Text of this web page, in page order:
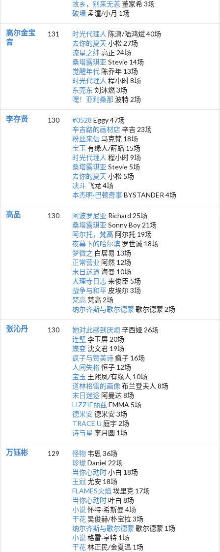
故乡，别来无恙董家希 3场
破墙 孟潼/小月 1场
高尔金宝
音
131 时光代理人 陈潇/陆鸿斌 40场
去你的夏天 小松 27场
流星之绊高正 24场
桑塔露琪亚 Stevie 14场
觉醒年代 陈乔年 13场
时光代理人 程小时 8场
东莞东 刘沐燃 3场
嘿！亚利桑那 波特 2场
李存贤 130 #0528 Eggy 47场
辛吉路的画材店辛吉 23场
粉丝来信马克梵 18场
宝玉 有缘人/薛蟠 15场
时光代理人 程小时 9场
桑塔露琪亚 Stevie 5场
去你的夏天 小松 5场
决斗 飞龙 4场
本杰明·巴顿奇事BYSTANDER 4场
高品 130 阿波罗尼亚 Richard 25场
桑塔露琪亚 Sonny Boy 21场
阿尔托，梵高 阿尔托 19场
夜幕下的哈尔滨 罗世诚 18场
梦微之 白居易 13场
正常营业 阿然 12场
末日迷途海曼 10场
大理寺日志来俊臣 5场
战争与和平 皮埃尔 3场
梵高 梵高 2场
纳尔齐斯与歌尔德蒙歌尔德蒙 2场
张沁丹 130 她对此感到厌烦 辛西娅 26场
连璧李玉屏 20场
蝶变 沈文君 19场
疯子与赞美诗疯子 16场
人间失格恒子 12场
宝玉 王熙凤/有缘人 10场
道林格雷的画像 布兰登夫人 8场
末日迷途 阿曼达 8场
LIZZIE丽兹EMMA 5场
德米安 德米安 3场
TRACE U 庭宇 2场
诗与星 李月圆 1场
万钰彬 129 怪物 韦恩 36场
珍珑Daniel 22场
当你心动时小白 18场
王冠尤安 18场
FLAMES火焰 埃里克 17场
当你心动时 叶白 8场
小说 怀特·希斯曼 4场
干花吴俊赫/朴宝拉 3场
纳尔齐斯与歌尔德蒙歌尔德蒙 1场
小说 格雷·亨特 1场
干花林正民/金夏温 1场